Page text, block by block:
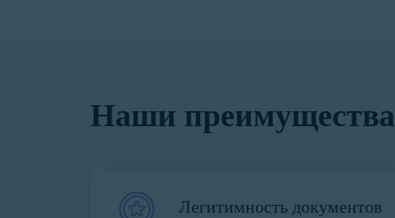
Наши преимущества
Легитимность документов